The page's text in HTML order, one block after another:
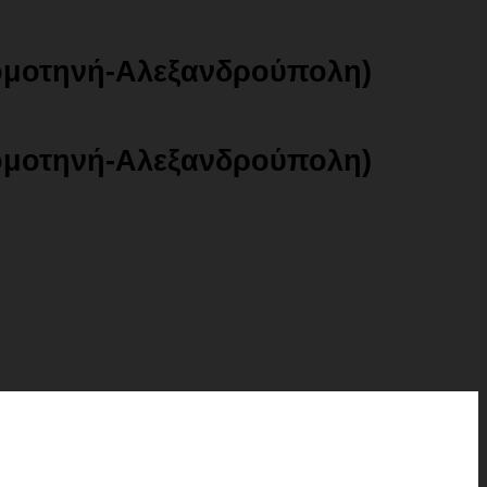
Αλεξανδρούπολη)
Αλεξανδρούπολη)